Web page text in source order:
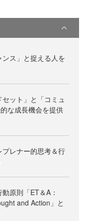
ンス」と捉える人を
セット」と「コミュ
な成長機会を提供
レナー的思考＆行
原則「ET＆A：
and Action」と